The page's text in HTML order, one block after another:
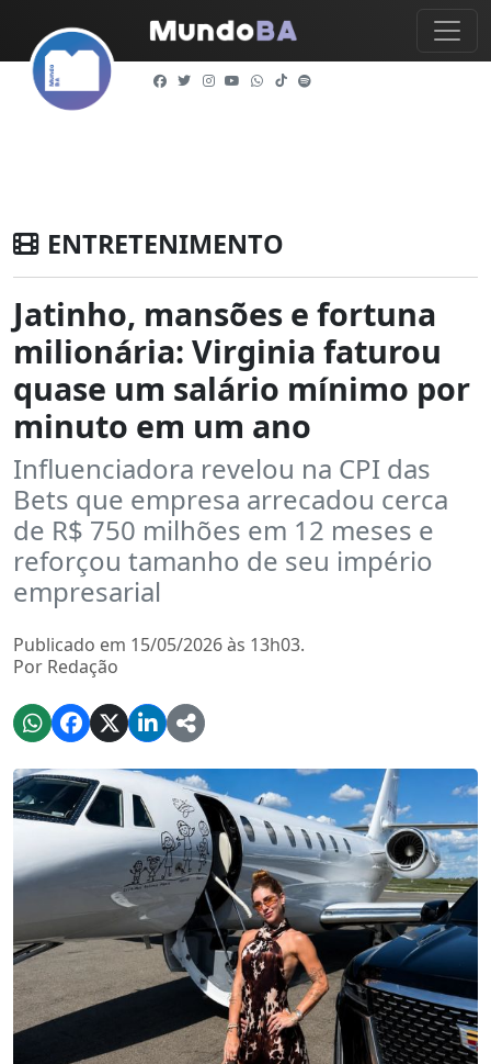
ENTRETENIMENTO
Jatinho, mansões e fortuna
milionária: Virginia faturou
quase um salário mínimo por
minuto em um ano
Influenciadora revelou na CPI das
Bets que empresa arrecadou cerca
de R$ 750 milhões em 12 meses e
reforçou tamanho de seu império
empresarial
Publicado em 15/05/2026 às 13h03.
Por Redação